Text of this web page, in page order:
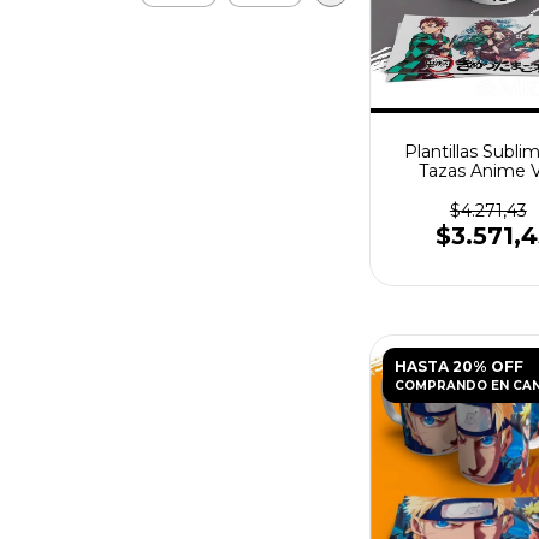
Plantillas
Tazas Anime
$4.271,43
HASTA 20% OFF
COMPRANDO EN